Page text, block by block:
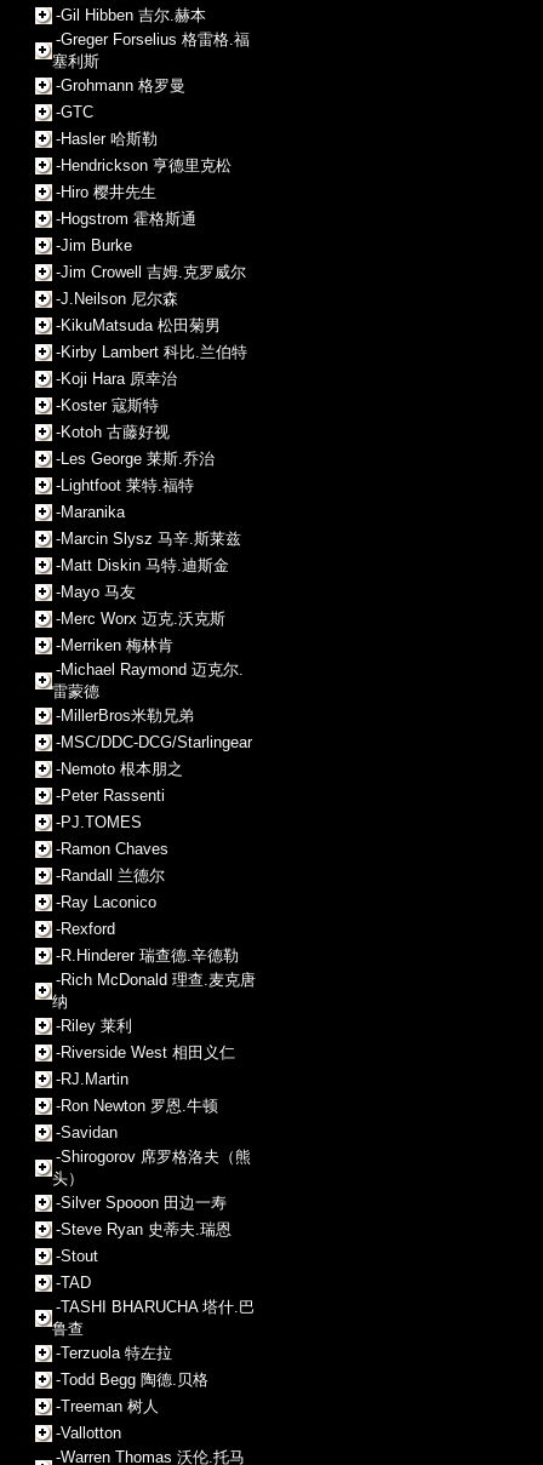
-Gil Hibben 吉尔.赫本
-Greger Forselius 格雷格.福
塞利斯
-Grohmann 格罗曼
-GTC
-Hasler 哈斯勒
-Hendrickson 亨德里克松
-Hiro 樱井先生
-Hogstrom 霍格斯通
-Jim Burke
-Jim Crowell 吉姆.克罗威尔
-J.Neilson 尼尔森
-KikuMatsuda 松田菊男
-Kirby Lambert 科比.兰伯特
-Koji Hara 原幸治
-Koster 寇斯特
-Kotoh 古藤好视
-Les George 莱斯.乔治
-Lightfoot 莱特.福特
-Maranika
-Marcin Slysz 马辛.斯莱兹
-Matt Diskin 马特.迪斯金
-Mayo 马友
-Merc Worx 迈克.沃克斯
-Merriken 梅林肯
-Michael Raymond 迈克尔.
雷蒙德
-MillerBros米勒兄弟
-MSC/DDC-DCG/Starlingear
-Nemoto 根本朋之
-Peter Rassenti
-PJ.TOMES
-Ramon Chaves
-Randall 兰德尔
-Ray Laconico
-Rexford
-R.Hinderer 瑞查德.辛德勒
-Rich McDonald 理查.麦克唐
纳
-Riley 莱利
-Riverside West 相田义仁
-RJ.Martin
-Ron Newton 罗恩.牛顿
-Savidan
-Shirogorov 席罗格洛夫（熊
头）
-Silver Spooon 田边一寿
-Steve Ryan 史蒂夫.瑞恩
-Stout
-TAD
-TASHI BHARUCHA 塔什.巴
鲁查
-Terzuola 特左拉
-Todd Begg 陶德.贝格
-Treeman 树人
-Vallotton
-Warren Thomas 沃伦.托马